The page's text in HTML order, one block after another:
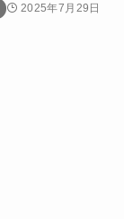
2025年7月29日